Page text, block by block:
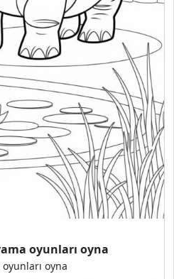
oyunları oyna
oyna